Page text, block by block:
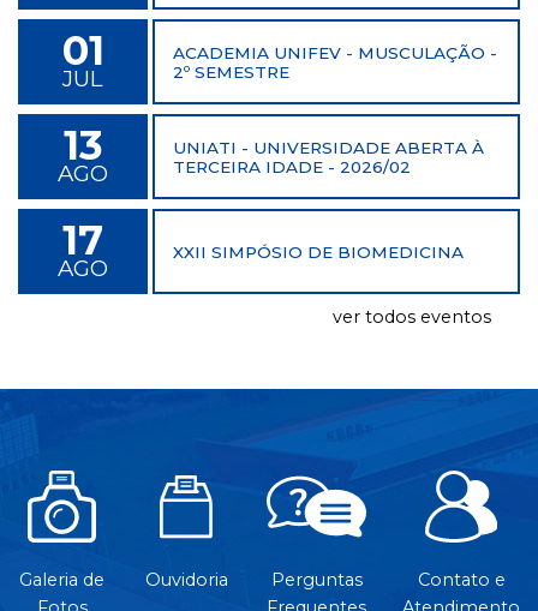
01
JUL
ACADEMIA UNIFEV - MUSCULAÇÃO -
2º SEMESTRE
13
AGO
UNIATI - UNIVERSIDADE ABERTA À
TERCEIRA IDADE - 2026/02
17
AGO
XXII SIMPÓSIO DE BIOMEDICINA
ver todos eventos
Galeria de
Ouvidoria
Perguntas
Contato e